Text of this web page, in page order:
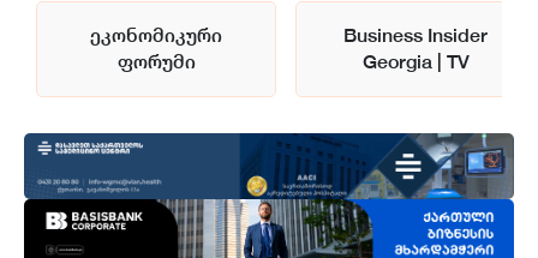
ეკონომიკური
ფორუმი
Business Insider
Georgia | TV